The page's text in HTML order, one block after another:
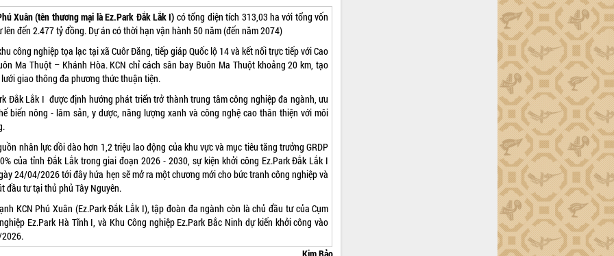
Xuân (tên thương mại là Ez.Park Đắk Lắk I) có tổng diện tích 313,03 ha với tổng vốn
lên đến 2.477 tỷ đồng. Dự án có thời hạn vận hành 50 năm (đến năm 2074)
công nghiệp tọa lạc tại xã Cuôr Đăng, tiếp giáp Quốc lộ 14 và kết nối trực tiếp với Cao
Ma Thuột – Khánh Hòa. KCN chỉ cách sân bay Buôn Ma Thuột khoảng 20 km, tạo
giao thông đa phương thức thuận tiện.
Đắk Lắk I được định hướng phát triển trở thành trung tâm công nghiệp đa ngành, ưu
biến nông - lâm sản, y dược, năng lượng xanh và công nghệ cao thân thiện với môi
nhân lực dồi dào hơn 1,2 triệu lao động của khu vực và mục tiêu tăng trưởng GRDP
của tỉnh Đắk Lắk trong giai đoạn 2026 - 2030, sự kiện khởi công Ez.Park Đắk Lắk I
24/04/2026 tới đây hứa hẹn sẽ mở ra một chương mới cho bức tranh công nghiệp và
đầu tư tại thủ phủ Tây Nguyên.
KCN Phú Xuân (Ez.Park Đắk Lắk I), tập đoàn đa ngành còn là chủ đầu tư của Cụm
Ez.Park Hà Tĩnh I, và Khu Công nghiệp Ez.Park Bắc Ninh dự kiến khởi công vào